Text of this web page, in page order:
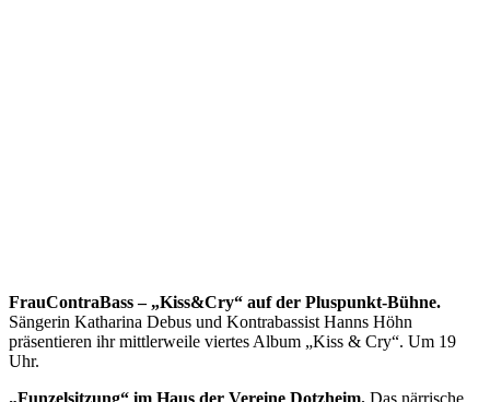
FrauContraBass – „Kiss&Cry“ auf der Pluspunkt-Bühne.
Sängerin Katharina Debus und Kontrabassist Hanns Höhn
präsentieren ihr mittlerweile viertes Album „Kiss & Cry“. Um 19
Uhr.